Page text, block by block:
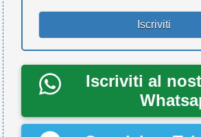
Iscriviti al